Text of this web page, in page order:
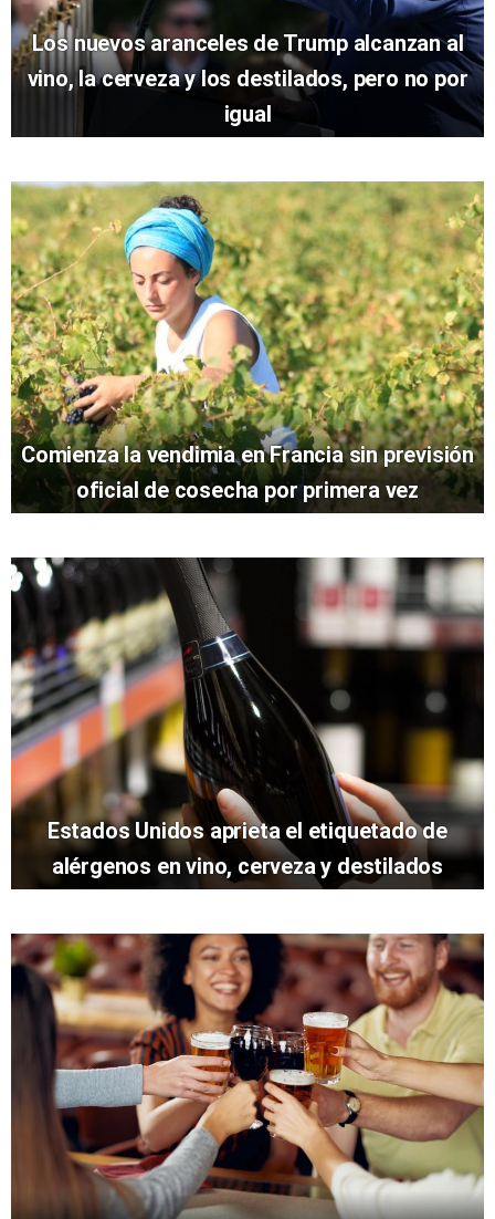
Los nuevos aranceles de Trump alcanzan al
vino, la cerveza y los destilados, pero no por
igual
Comienza la vendimia en Francia sin previsión
oficial de cosecha por primera vez
Estados Unidos aprieta el etiquetado de
alérgenos en vino, cerveza y destilados